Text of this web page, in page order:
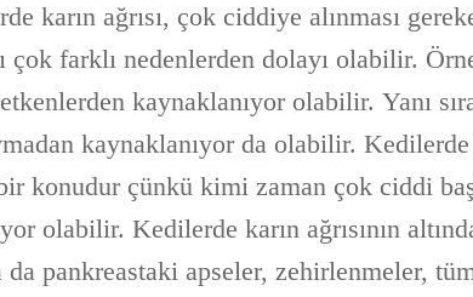
karın ağrısı, çok ciddiye alınması
çok farklı nedenlerden dolayı olabilir.
kaynaklanıyor olabilir. Yanı
kaynaklanıyor da olabilir. Kedilerde
konudur çünkü kimi zaman çok ciddi
olabilir. Kedilerde karın ağrısının
da pankreastaki apseler, zehirlenmeler,